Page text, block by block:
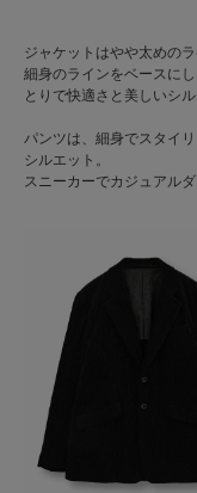
ジャケットはやや太めの
細身のラインをベースに
とりで快適さと美しいシ
パンツは、細身でスタイ
シルエット。
スニーカーでカジュアル